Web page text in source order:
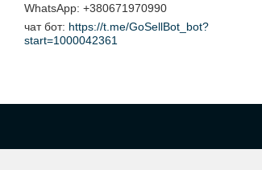
+380671970990
чат бот https://t.me/GoSellBot_bot?
start=1000042361